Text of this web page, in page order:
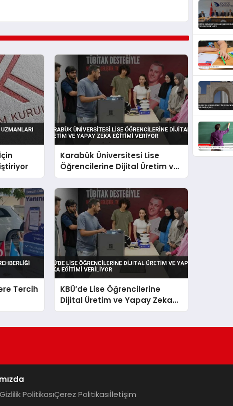
Karabük Üniversitesi Lise
Öğrencilerine Dijital Üretim ve
Yapay Zeka Eğitimi Veriyor
Tercih
KBÜ’de Lise Öğrencilerine
Dijital Üretim ve Yapay Zeka
Eğitimi Veriliyor
Gizlilik PolitikasıÇerez Politikasıİletişim